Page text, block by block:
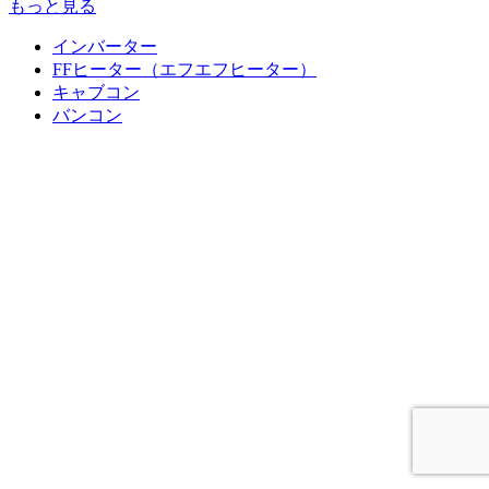
もっと見る
インバーター
FFヒーター（エフエフヒーター）
キャブコン
バンコン